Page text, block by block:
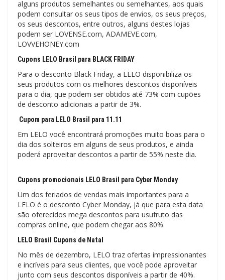
alguns produtos semelhantes ou semelhantes, aos quais
podem consultar os seus tipos de envios, os seus preços,
os seus descontos, entre outros, alguns destes lojas
podem ser LOVENSE.com, ADAMEVE.com,
LOVVEHONEY.com
Cupons LELO Brasil para BLACK FRIDAY
Para o desconto Black Friday, a LELO disponibiliza os
seus produtos com os melhores descontos disponíveis
para o dia, que podem ser obtidos até 73% com cupões
de desconto adicionais a partir de 3%.
Cupom para LELO Brasil para 11.11
Em LELO você encontrará promoções muito boas para o
dia dos solteiros em alguns de seus produtos, e ainda
poderá aproveitar descontos a partir de 55% neste dia.
Cupons promocionais LELO Brasil para Cyber ​​Monday
Um dos feriados de vendas mais importantes para a
LELO é o desconto Cyber ​​Monday, já que para esta data
são oferecidos mega descontos para usufruto das
compras online, que podem chegar aos 80%.
LELO Brasil Cupons de Natal
No mês de dezembro, LELO traz ofertas impressionantes
e incríveis para seus clientes, que você pode aproveitar
junto com seus descontos disponíveis a partir de 40%.